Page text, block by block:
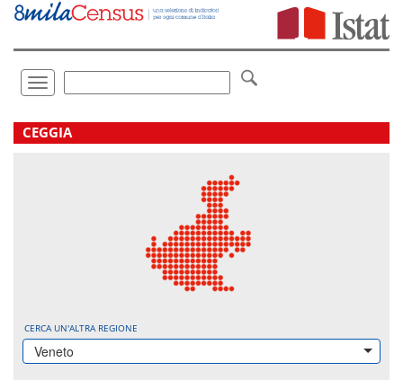
Vai
direttamente
Toggle
navigation
.
CEGGIA
CERCA UN'ALTRA REGIONE
Veneto